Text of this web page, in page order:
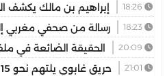
إبراهيم بن مالك يكشف
أشعل مواقع التواصل
رسالة من صحفي مغربي
تختزلوا التاريخ في رواية واحدة
الحقيقة الضائعة في